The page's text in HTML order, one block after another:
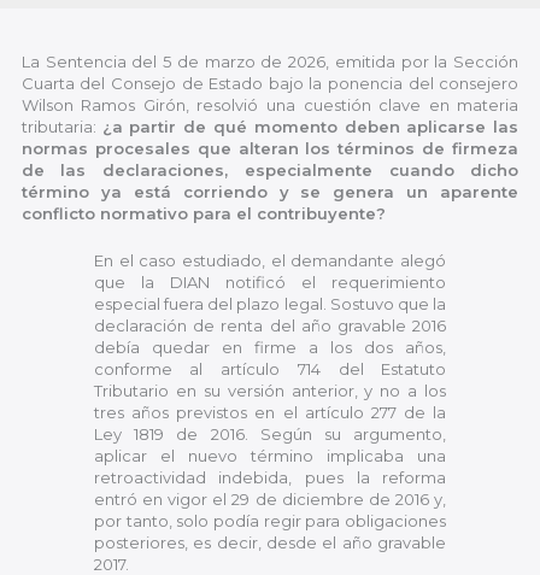
La Sentencia del 5 de marzo de 2026, emitida por la Sección
Cuarta del Consejo de Estado bajo la ponencia del consejero
Wilson Ramos Girón, resolvió una cuestión clave en materia
tributaria: ¿a partir de qué momento deben aplicarse las
normas procesales que alteran los términos de firmeza
de las declaraciones, especialmente cuando dicho
término ya está corriendo y se genera un aparente
conflicto normativo para el contribuyente?
En el caso estudiado, el demandante alegó
que la DIAN notificó el requerimiento
especial fuera del plazo legal. Sostuvo que la
declaración de renta del año gravable 2016
debía quedar en firme a los dos años,
conforme al artículo 714 del Estatuto
Tributario en su versión anterior, y no a los
tres años previstos en el artículo 277 de la
Ley 1819 de 2016. Según su argumento,
aplicar el nuevo término implicaba una
retroactividad indebida, pues la reforma
entró en vigor el 29 de diciembre de 2016 y,
por tanto, solo podía regir para obligaciones
posteriores, es decir, desde el año gravable
2017.